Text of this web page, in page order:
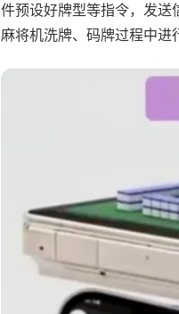
件预设好牌型等指令，发送
麻将机洗牌、码牌过程中进